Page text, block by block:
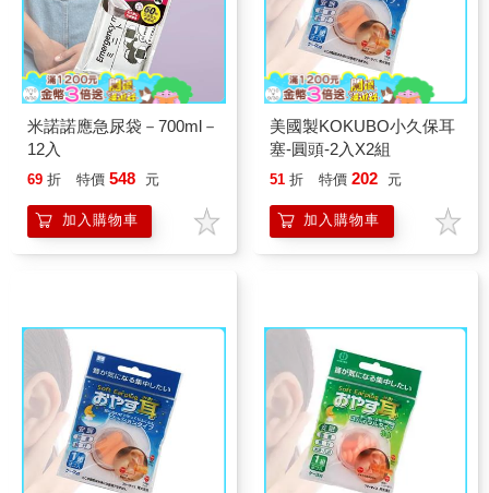
米諾諾應急尿袋－700ml－
12入
69 折 特價 548 元
加入購物車
美國製KOKUBO小久保耳
塞-圓頭-2入X2組
51 折 特價 202 元
加入購物車